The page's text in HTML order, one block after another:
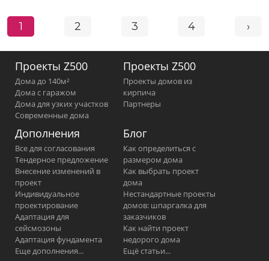
1 2 3 4 ›
Проекты Z500
Дома до 140м²
Дома с гаражом
Дома для узких участков
Современные дома
Проекты Z500
Проекты домов из
кирпича
Партнеры
Дополнения
Все для согласования
Тендерное предложение
Внесение изменений в
проект
Индивидуальное
проектирование
Адаптация для
сейсмозоны
Адаптация фундамента
Еще дополнения...
Блог
Как определиться с
размером дома
Как выбрать проект
дома
Нестандартные проекты
домов: шпаргалка для
заказчиков
Как найти проект
недорого дома
Ещё статьи...